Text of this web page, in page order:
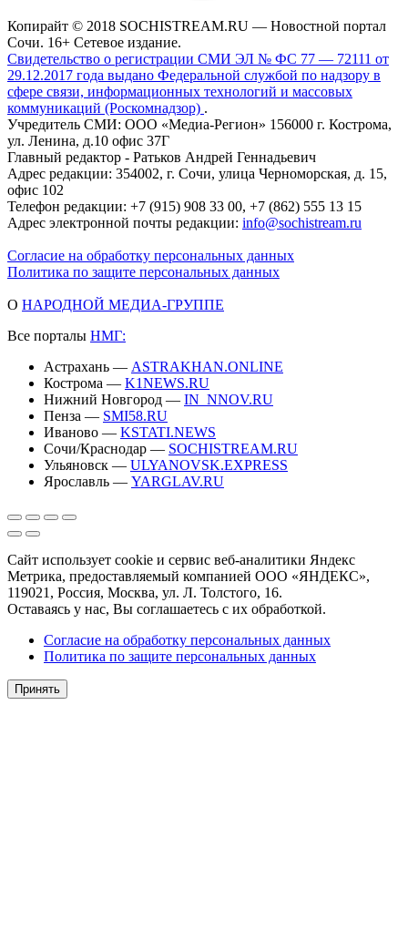
Копирайт © 2018 SOCHISTREAM.RU — Новостной портал
Сочи. 16+ Сетевое издание.
Свидетельство о регистрации СМИ ЭЛ № ФС 77 — 72111 от
29.12.2017 года выдано Федеральной службой по надзору в
сфере связи, информационных технологий и массовых
коммуникаций (Роскомнадзор) .
Учредитель СМИ: ООО «Медиа-Регион» 156000 г. Кострома,
ул. Ленина, д.10 офис 37Г
Главный редактор - Ратьков Андрей Геннадьевич
Адрес редакции: 354002, г. Сочи, улица Черноморская, д. 15,
офис 102
Телефон редакции: +7 (915) 908 33 00, +7 (862) 555 13 15
Адрес электронной почты редакции: info@sochistream.ru
Согласие на обработку персональных данных
Политика по защите персональных данных
О НАРОДНОЙ МЕДИА-ГРУППЕ
Все порталы НМГ:
Астрахань — ASTRAKHAN.ONLINE
Кострома — K1NEWS.RU
Нижний Новгород — IN_NNOV.RU
Пенза — SMI58.RU
Иваново — KSTATI.NEWS
Сочи/Краснодар — SOCHISTREAM.RU
Ульяновск — ULYANOVSK.EXPRESS
Ярославль — YARGLAV.RU
Сайт использует cookie и сервис веб-аналитики Яндекс
Метрика, предоставляемый компанией ООО «ЯНДЕКС»,
119021, Россия, Москва, ул. Л. Толстого, 16.
Оставаясь у нас, Вы соглашаетесь с их обработкой.
Согласие на обработку персональных данных
Политика по защите персональных данных
Принять